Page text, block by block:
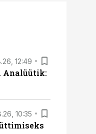
12:49
Analüütik:
10:35